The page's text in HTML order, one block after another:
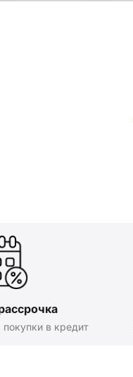
в кредит